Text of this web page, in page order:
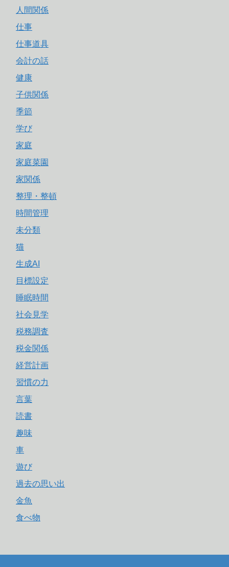
人間関係
仕事
仕事道具
会計の話
健康
子供関係
季節
学び
家庭
家庭菜園
家関係
整理・整頓
時間管理
未分類
猫
生成AI
目標設定
睡眠時間
社会見学
税務調査
税金関係
経営計画
習慣の力
言葉
読書
趣味
車
遊び
過去の思い出
金魚
食べ物